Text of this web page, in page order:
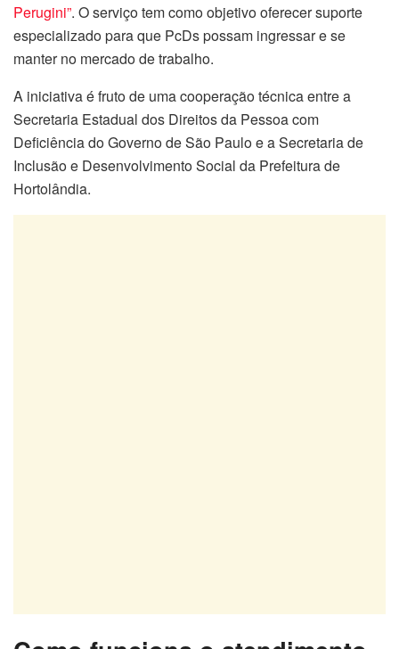
Perugini”. O serviço tem como objetivo oferecer suporte
especializado para que PcDs possam ingressar e se
manter no mercado de trabalho.
A iniciativa é fruto de uma cooperação técnica entre a
Secretaria Estadual dos Direitos da Pessoa com
Deficiência do Governo de São Paulo e a Secretaria de
Inclusão e Desenvolvimento Social da Prefeitura de
Hortolândia.